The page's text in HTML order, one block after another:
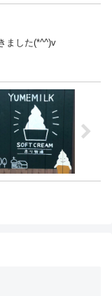
ました(*^^)v